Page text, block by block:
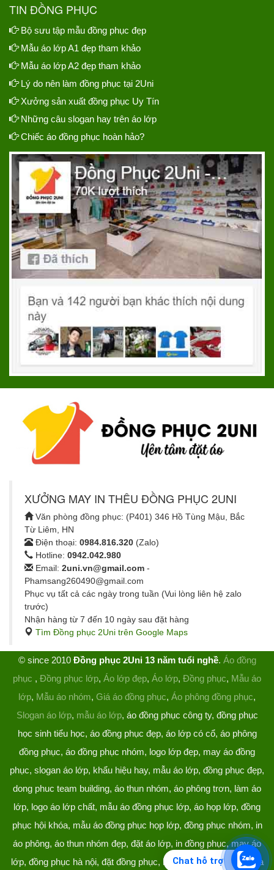
TIN ĐỒNG PHỤC
Bộ sưu tập mẫu đồng phục đẹp
Mẫu áo lớp A1 đẹp tham khảo
Mẫu áo lớp A2 đẹp tham khảo
Lý do nên làm đồng phục tại 2Uni
Xưởng sản xuất đồng phục Uy Tín
Những câu slogan hay trên áo lớp
Chiếc áo đồng phục hoàn hảo?
Chat hỗ trợ
XƯỞNG MAY IN THÊU ĐỒNG PHỤC 2UNI
Văn phòng đồng phục: (P401) 346 Hồ Tùng Mậu, Bắc
Từ Liêm, HN
Điện thoại: 0984.816.320 (Zalo)
Hotline: 0942.042.980
Email: 2uni.vn@gmail.com -
Phamsang260490@gmail.com
Phục vụ tất cả các ngày trong tuần (Vui lòng liên hệ zalo
trước)
Nhận hàng từ 7 đến 10 ngày sau đặt hàng
Tìm Đồng phục 2Uni trên Google Maps
© since 2010 Đồng phục 2Uni 13 năm tuổi nghề. Áo đồng
phục , Đồng phục lớp, Áo lớp đẹp, Áo lớp, Đồng phục, Mẫu áo
lớp, Mẫu áo nhóm, Giá áo đồng phục, Áo phông đồng phục,
Slogan áo lớp, mẫu áo lớp, áo đồng phục công ty, đồng phục
học sinh tiểu học, áo đồng phục đẹp, áo lớp có cổ, áo phông
đồng phục, áo đồng phục nhóm, logo lớp đẹp, may áo đồng
phục, slogan áo lớp, khẩu hiệu hay, mẫu áo lớp, đồng phục đẹp,
dong phuc team building, áo thun nhóm, áo phông trơn, làm áo
lớp, logo áo lớp chất, mẫu áo đồng phục lớp, áo họp lớp, đồng
phục hội khóa, mẫu áo đồng phục họp lớp, đồng phục nhóm, in
áo phông, áo thun nhóm đẹp, đặt áo lớp, in đồng phục, may áo
lớp, đồng phục hà nội, đặt đồng phục, làm đồng phục, áo lớp hà